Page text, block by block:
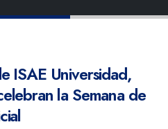
ISAE Universidad,
la Semana de